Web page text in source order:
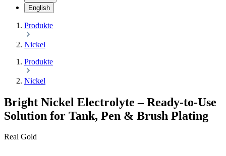
English
Produkte
Nickel
Produkte
Nickel
Bright Nickel Electrolyte – Ready-to-Use
Solution for Tank, Pen & Brush Plating
Real Gold